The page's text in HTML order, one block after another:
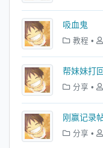
吸血鬼
教程 •
帮妹妹打
分享 •
刚赢记录
分享 •